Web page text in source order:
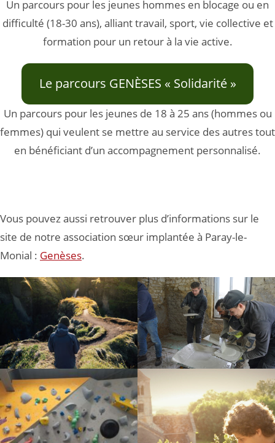
Un parcours pour les jeunes hommes en blocage ou en
difficulté (18-30 ans), alliant travail, sport, vie collective et
formation pour un retour à la vie active.
Le parcours GENÈSES « Solidarité »
Un parcours pour les jeunes de 18 à 25 ans (hommes ou
femmes) qui veulent se mettre au service des autres tout
en bénéficiant d’un accompagnement personnalisé.
Vous pouvez aussi retrouver plus d’informations sur le
site de notre association sœur implantée à Paray-le-
Monial : Genèses.